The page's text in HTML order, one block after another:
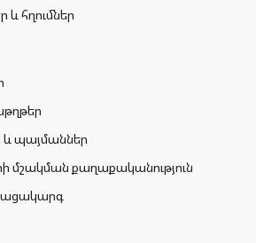
հղումներ
և պայմաններ
մշակման քաղաքականություն